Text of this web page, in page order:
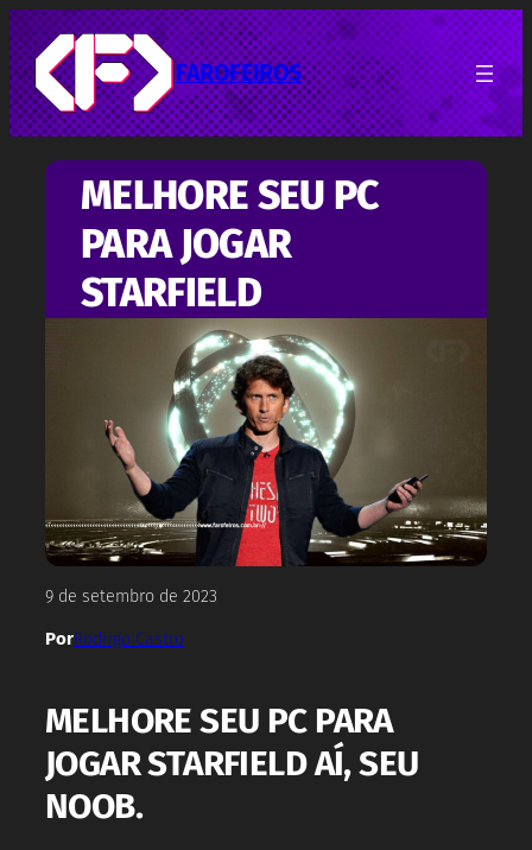
Pular
para
o
conteúdo
FAROFEIROS
MELHORE SEU PC
PARA JOGAR
STARFIELD
9 de setembro de 2023
PorRodrigo Castro
MELHORE SEU PC PARA
JOGAR STARFIELD AÍ, SEU
NOOB.